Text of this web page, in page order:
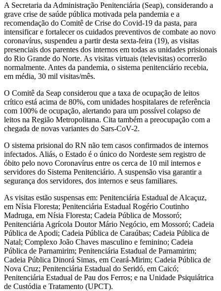
A Secretaria da Administração Penitenciária (Seap), considerando a
grave crise de saúde pública motivada pela pandemia e a
recomendação do Comitê de Crise do Covid-19 da pasta, para
intensificar e fortalecer os cuidados preventivos de combate ao novo
coronavírus, suspendeu a partir desta sexta-feira (19), as visitas
presenciais dos parentes dos internos em todas as unidades prisionais
do Rio Grande do Norte. As visitas virtuais (televisitas) ocorrerão
normalmente. Antes da pandemia, o sistema penitenciário recebia,
em média, 30 mil visitas/mês.
O Comitê da Seap considerou que a taxa de ocupação de leitos
crítico está acima de 80%, com unidades hospitalares de referência
com 100% de ocupação, alertando para um possível colapso de
leitos na Região Metropolitana. Cita também a preocupação com a
chegada de novas variantes do Sars-CoV-2.
O sistema prisional do RN não tem casos confirmados de internos
infectados. Aliás, o Estado é o único do Nordeste sem registro de
óbito pelo novo Coronavírus entre os cerca de 10 mil internos e
servidores do Sistema Penitenciário. A suspensão visa garantir a
segurança dos servidores, dos internos e seus familiares.
As visitas estão suspensas em: Penitenciária Estadual de Alcaçuz,
em Nísia Floresta; Penitenciária Estadual Rogério Coutinho
Madruga, em Nísia Floresta; Cadeia Pública de Mossoró;
Penitenciária Agrícola Doutor Mário Negócio, em Mossoró; Cadeia
Pública de Apodi; Cadeia Pública de Caraúbas; Cadeia Pública de
Natal; Complexo João Chaves masculino e feminino; Cadeia
Pública de Parnamirim; Penitenciária Estadual de Parnamirim;
Cadeia Pública Dinorá Simas, em Ceará-Mirim; Cadeia Pública de
Nova Cruz; Penitenciária Estadual do Seridó, em Caicó;
Penitenciária Estadual de Pau dos Ferros; e na Unidade Psiquiátrica
de Custódia e Tratamento (UPCT).